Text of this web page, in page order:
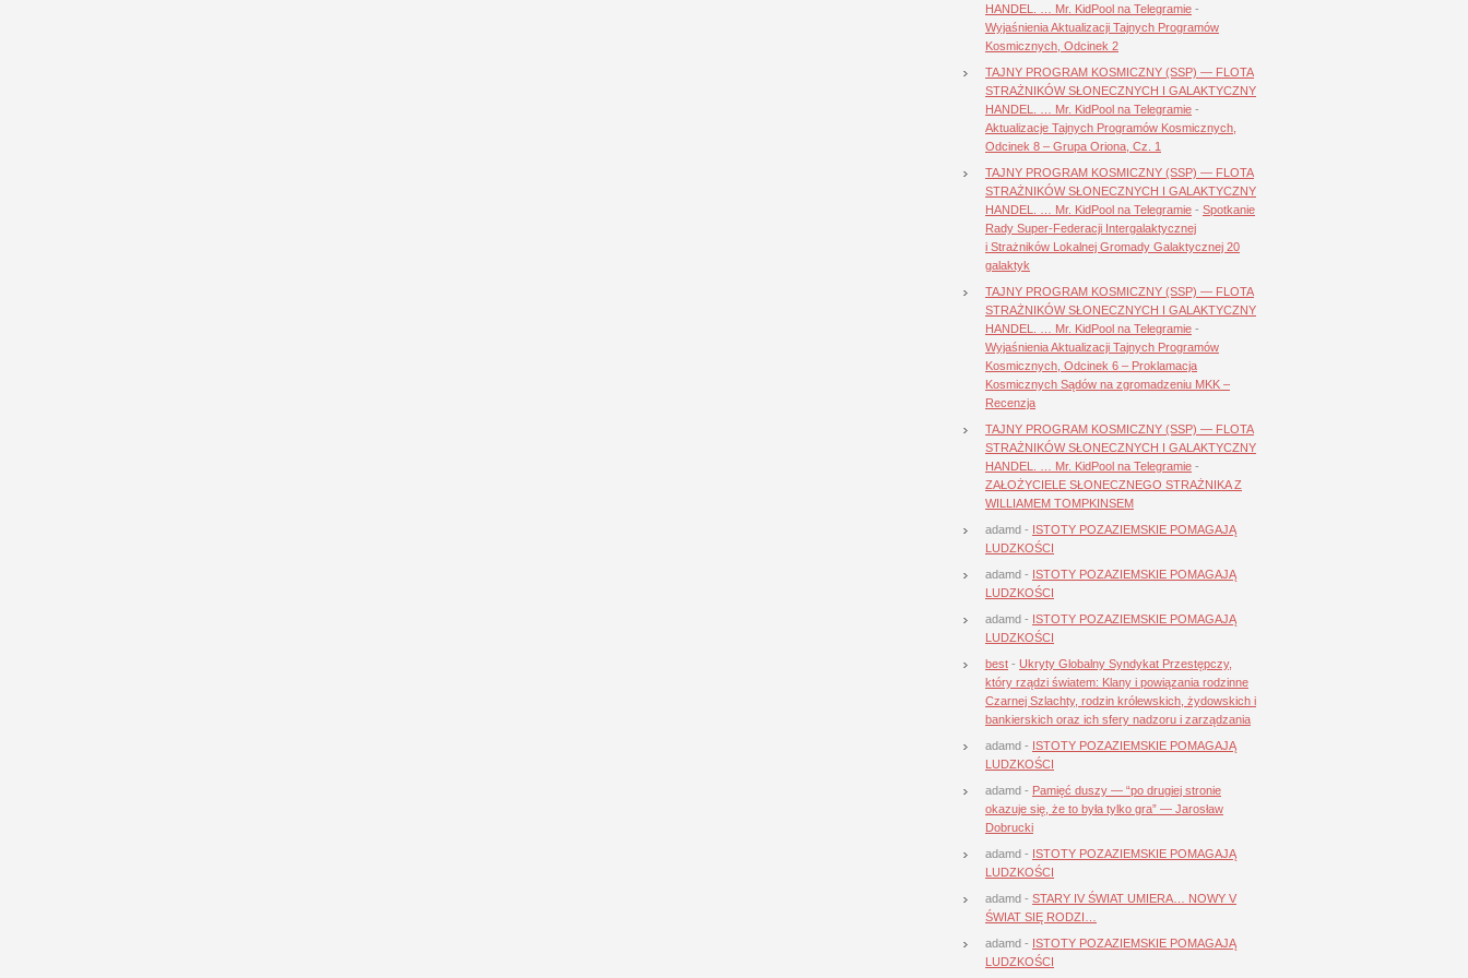
HANDEL. … Mr. KidPool na Telegramie -
Wyjaśnienia Aktualizacji Tajnych Programów
Kosmicznych, Odcinek 2
TAJNY PROGRAM KOSMICZNY (SSP) — FLOTA
STRAŻNIKÓW SŁONECZNYCH I GALAKTYCZNY
HANDEL. … Mr. KidPool na Telegramie -
Aktualizacje Tajnych Programów Kosmicznych,
Odcinek 8 – Grupa Oriona, Cz. 1
TAJNY PROGRAM KOSMICZNY (SSP) — FLOTA
STRAŻNIKÓW SŁONECZNYCH I GALAKTYCZNY
HANDEL. … Mr. KidPool na Telegramie - Spotkanie
Rady Super-Federacji Intergalaktycznej
i Strażników Lokalnej Gromady Galaktycznej 20
galaktyk
TAJNY PROGRAM KOSMICZNY (SSP) — FLOTA
STRAŻNIKÓW SŁONECZNYCH I GALAKTYCZNY
HANDEL. … Mr. KidPool na Telegramie -
Wyjaśnienia Aktualizacji Tajnych Programów
Kosmicznych, Odcinek 6 – Proklamacja
Kosmicznych Sądów na zgromadzeniu MKK –
Recenzja
TAJNY PROGRAM KOSMICZNY (SSP) — FLOTA
STRAŻNIKÓW SŁONECZNYCH I GALAKTYCZNY
HANDEL. … Mr. KidPool na Telegramie -
ZAŁOŻYCIELE SŁONECZNEGO STRAŻNIKA Z
WILLIAMEM TOMPKINSEM
adamd - ISTOTY POZAZIEMSKIE POMAGAJĄ
LUDZKOŚCI
adamd - ISTOTY POZAZIEMSKIE POMAGAJĄ
LUDZKOŚCI
adamd - ISTOTY POZAZIEMSKIE POMAGAJĄ
LUDZKOŚCI
best - Ukryty Globalny Syndykat Przestępczy,
który rządzi światem: Klany i powiązania rodzinne
Czarnej Szlachty, rodzin królewskich, żydowskich i
bankierskich oraz ich sfery nadzoru i zarządzania
adamd - ISTOTY POZAZIEMSKIE POMAGAJĄ
LUDZKOŚCI
adamd - Pamięć duszy — “po drugiej stronie
okazuje się, że to była tylko gra” — Jarosław
Dobrucki
adamd - ISTOTY POZAZIEMSKIE POMAGAJĄ
LUDZKOŚCI
adamd - STARY IV ŚWIAT UMIERA… NOWY V
ŚWIAT SIĘ RODZI…
adamd - ISTOTY POZAZIEMSKIE POMAGAJĄ
LUDZKOŚCI